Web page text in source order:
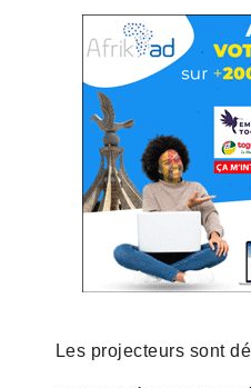
Les projecteurs sont